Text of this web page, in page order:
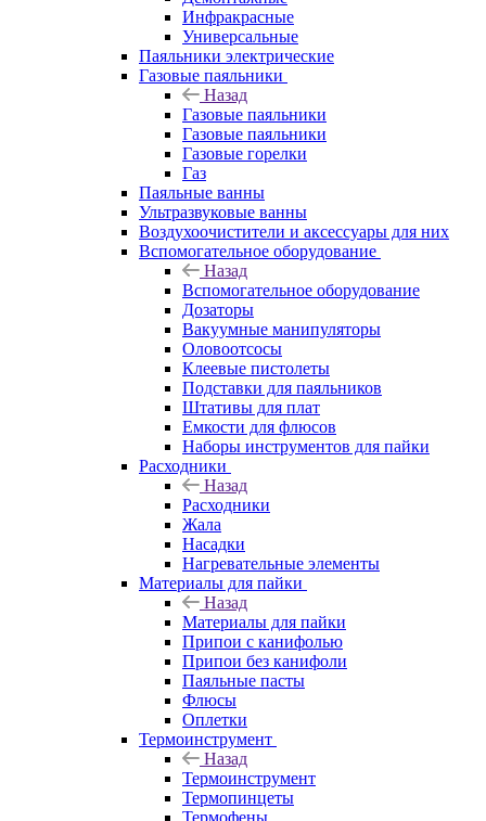
Инфракрасные
Универсальные
Паяльники электрические
Газовые паяльники
Назад
Газовые паяльники
Газовые паяльники
Газовые горелки
Газ
Паяльные ванны
Ультразвуковые ванны
Воздухоочистители и аксессуары для них
Вспомогательное оборудование
Назад
Вспомогательное оборудование
Дозаторы
Вакуумные манипуляторы
Оловоотсосы
Клеевые пистолеты
Подставки для паяльников
Штативы для плат
Емкости для флюсов
Наборы инструментов для пайки
Расходники
Назад
Расходники
Жала
Насадки
Нагревательные элементы
Материалы для пайки
Назад
Материалы для пайки
Припои с канифолью
Припои без канифоли
Паяльные пасты
Флюсы
Оплетки
Термоинструмент
Назад
Термоинструмент
Термопинцеты
Термофены